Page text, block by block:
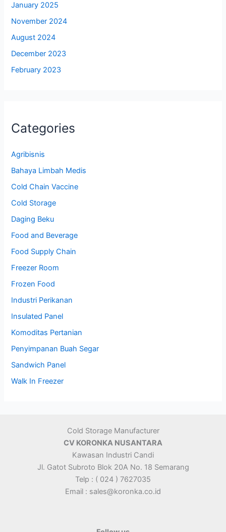
January 2025
November 2024
August 2024
December 2023
February 2023
Categories
Agribisnis
Bahaya Limbah Medis
Cold Chain Vaccine
Cold Storage
Daging Beku
Food and Beverage
Food Supply Chain
Freezer Room
Frozen Food
Industri Perikanan
Insulated Panel
Komoditas Pertanian
Penyimpanan Buah Segar
Sandwich Panel
Walk In Freezer
Cold Storage Manufacturer
CV KORONKA NUSANTARA
Kawasan Industri Candi
Jl. Gatot Subroto Blok 20A No. 18 Semarang
Telp : ( 024 ) 7627035
Email : sales@koronka.co.id